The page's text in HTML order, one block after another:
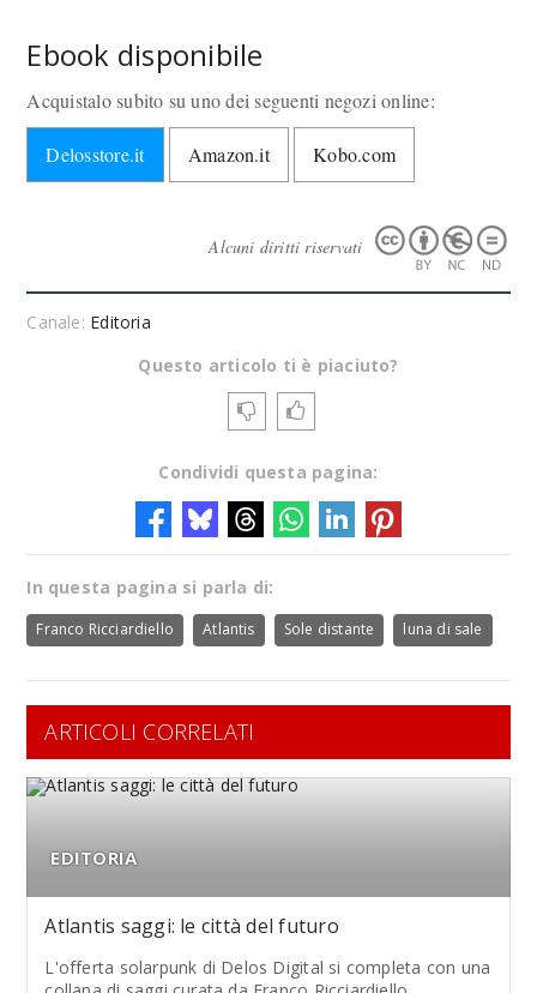
Ebook disponibile
Acquistalo subito su uno dei seguenti negozi online:
Delosstore.it Amazon.it Kobo.com
Alcuni diritti riservati
Canale: Editoria
Questo articolo ti è piaciuto?
Condividi questa pagina:
In questa pagina si parla di:
Franco Ricciardiello Atlantis Sole distante luna di sale
ARTICOLI CORRELATI
EDITORIA
Atlantis saggi: le città del futuro
L'offerta solarpunk di Delos Digital si completa con una